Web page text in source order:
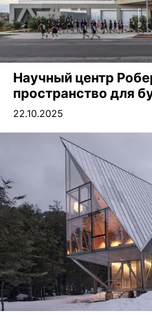
Научный центр
пространство для
22.10.2025